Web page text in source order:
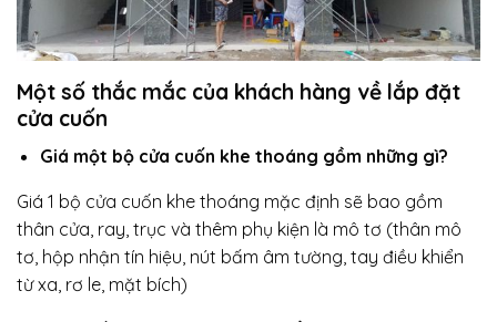
Một số thắc mắc của khách hàng về lắp đặt
cửa cuốn
Giá một bộ cửa cuốn khe thoáng gồm những gì?
Giá 1 bộ cửa cuốn khe thoáng mặc định sẽ bao gồm
thân cửa, ray, trục và thêm phụ kiện là mô tơ (thân mô
tơ, hộp nhận tín hiệu, nút bấm âm tường, tay điều khiển
từ xa, rơ le, mặt bích)